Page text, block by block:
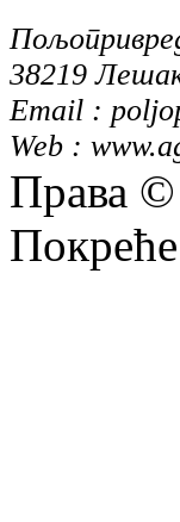
38219
Email :
Web :
Права
Покреће